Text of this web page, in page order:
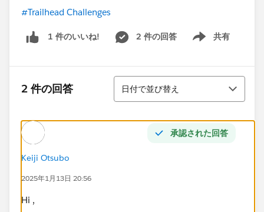
#Trailhead Challenges
1 件のいいね! 2 件の回答 共有
Show menu
2 件の回答
並び替え
日付で並び替え
承認された回答
Keiji Otsubo
2025年1月13日 20:56
Hi ,